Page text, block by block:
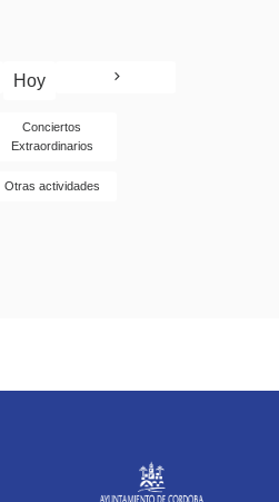
Hoy
Conciertos
Extraordinarios
Otras actividades